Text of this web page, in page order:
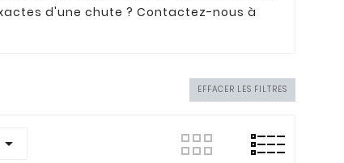
d'une chute ? Contactez-nous à
EFFACER LES FILTRES
